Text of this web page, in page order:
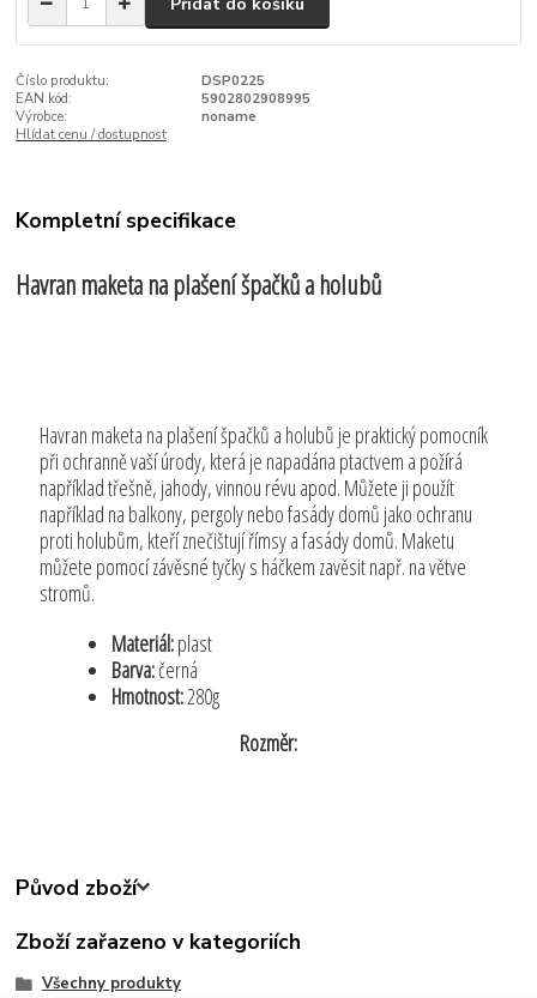
Číslo produktu:
DSP0225
EAN kód:
5902802908995
Výrobce:
noname
Hlídat cenu / dostupnost
Kompletní specifikace
Havran maketa na plašení špačků a holubů
Havran maketa na plašení špačků a holubů je praktický pomocník
při ochranně vaší úrody, která je napadána ptactvem a požírá
například třešně, jahody, vinnou révu apod. Můžete ji použít
například na balkony, pergoly nebo fasády domů jako ochranu
proti holubům, kteří znečištují římsy a fasády domů. Maketu
můžete pomocí závěsné tyčky s háčkem zavěsit např. na větve
stromů.
Materiál:plast
Barva:černá
Hmotnost:280g
Rozměr:
Původ zboží
Zboží zařazeno v kategoriích
Všechny produkty